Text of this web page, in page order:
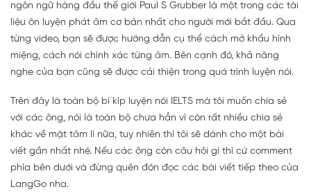
ngôn ngữ hàng đầu thế giới Paul S Grubber là một trong các tài
liệu ôn luyện phát âm cơ bản nhất cho người mới bắt đầu. Qua
từng video, bạn sẽ được hướng dẫn cụ thể cách mở khẩu hình
miệng, cách nói chính xác từng âm. Bên cạnh đó, khả năng
nghe của bạn cũng sẽ được cải thiện trong quá trình luyện nói.
Trên đây là toàn bộ bí kíp luyện nói IELTS mà tôi muốn chia sẻ
với các ông, nói là toàn bộ chưa hẳn vì còn rất nhiều chia sẻ
khác về mặt tâm lí nữa, tuy nhiên thì tôi sẽ dành cho một bài
viết gần nhất nhé. Nếu các ông còn câu hỏi gì thì cứ comment
phía bên dưới và đừng quên đón đọc các bài viết tiếp theo của
LangGo nha.